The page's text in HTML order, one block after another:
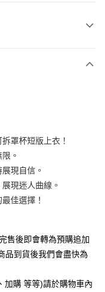
支付方式。 讓您購物簡單
罩杯短版上衣！
。
現自信。
現迷人曲線。
佳選擇！
售後即會轉為預購追加
品到貨後我們會盡快為
加購 等等)請於購物車內